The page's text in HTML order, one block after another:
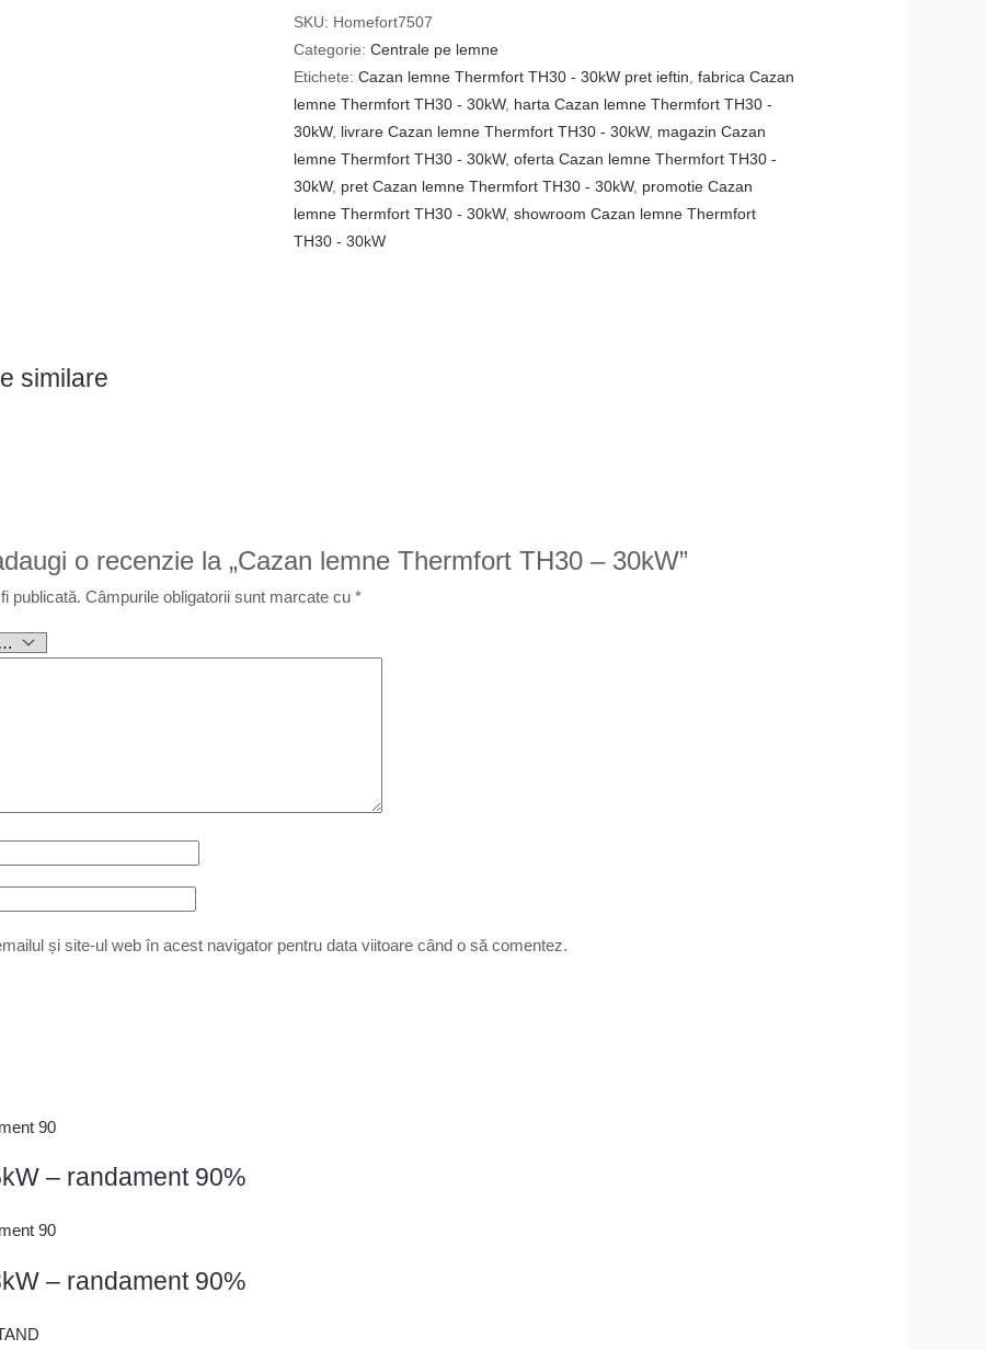
SKU: Homefort7507
Categorie: Centrale pe lemne
Etichete: Cazan lemne Thermfort TH30 - 30kW pret ieftin, fabrica Cazan
lemne Thermfort TH30 - 30kW, harta Cazan lemne Thermfort TH30 -
30kW, livrare Cazan lemne Thermfort TH30 - 30kW, magazin Cazan
lemne Thermfort TH30 - 30kW, oferta Cazan lemne Thermfort TH30 -
30kW, pret Cazan lemne Thermfort TH30 - 30kW, promotie Cazan
lemne Thermfort TH30 - 30kW, showroom Cazan lemne Thermfort
TH30 - 30kW
o recenzie la „Cazan lemne Thermfort TH30 – 30kW”
publicată. Câmpurile obligatorii sunt marcate cu *
și site-ul web în acest navigator pentru data viitoare când o să comentez.
similare
– randament 90%
– randament 90%